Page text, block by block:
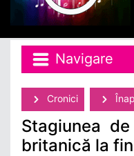
Navigare
Cronici
Stagiunea
britanică la